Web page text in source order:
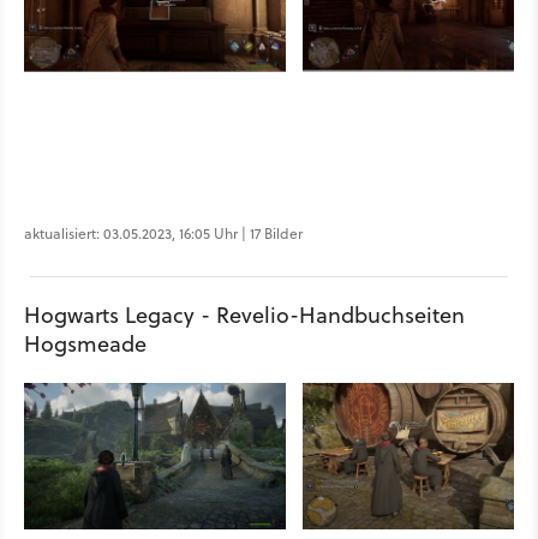
aktualisiert: 03.05.2023, 16:05 Uhr | 17 Bilder
Hogwarts Legacy - Revelio-Handbuchseiten
Hogsmeade